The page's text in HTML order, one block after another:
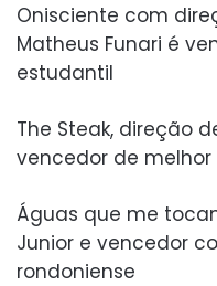
Onisciente com
Matheus Funari é
estudantil
The Steak, direção
vencedor de
Águas que me
Junior e vencedor
rondoniense